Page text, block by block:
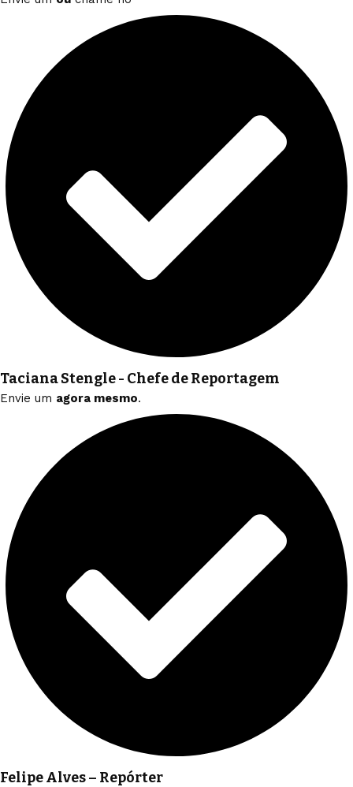
Taciana Stengle - Chefe de Reportagem
Envie um agora mesmo.
Felipe Alves – Repórter